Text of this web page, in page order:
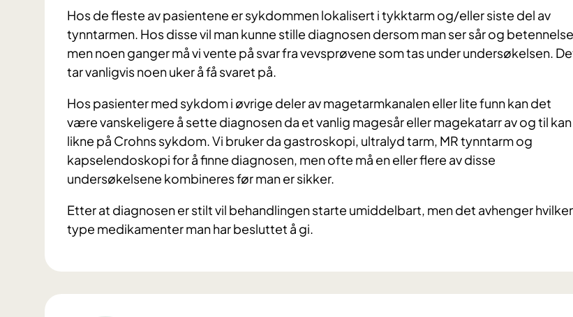
Hos de fleste av pasientene er sykdommen lokalisert i tykktarm og/eller siste del av
tynntarmen. Hos disse vil man kunne stille diagnosen dersom man ser sår og
men noen ganger må vi vente på svar fra vevsprøvene som tas under undersøkelsen.
tar vanligvis noen uker å få svaret på.
Hos pasienter med sykdom i øvrige deler av magetarmkanalen eller lite funn kan det
være vanskeligere å sette diagnosen da et vanlig magesår eller magekatarr av og til kan
likne på Crohns sykdom. Vi bruker da gastroskopi, ultralyd tarm, MR tynntarm og
kapselendoskopi for å finne diagnosen, men ofte må en eller flere av disse
undersøkelsene kombineres før man er sikker.
Etter at diagnosen er stilt vil behandlingen starte umiddelbart, men det avhenger
type medikamenter man har besluttet å gi.